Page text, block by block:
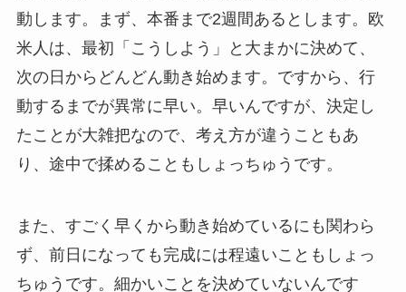
動します。まず、本番まで2週間あるとします。欧
米人は、最初「こうしよう」と大まかに決めて、
次の日からどんどん動き始めます。ですから、行
動するまでが異常に早い。早いんですが、決定し
たことが大雑把なので、考え方が違うこともあ
り、途中で揉めることもしょっちゅうです。
また、すごく早くから動き始めているにも関わら
ず、前日になっても完成には程遠いこともしょっ
ちゅうです。細かいことを決めていないんです